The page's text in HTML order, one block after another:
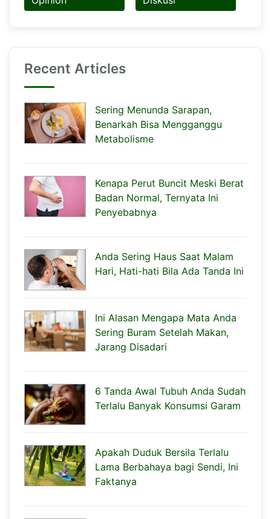
Recent Articles
Sering Menunda Sarapan,
Benarkah Bisa Mengganggu
Metabolisme
Kenapa Perut Buncit Meski Berat
Badan Normal, Ternyata Ini
Penyebabnya
Anda Sering Haus Saat Malam
Hari, Hati-hati Bila Ada Tanda Ini
Ini Alasan Mengapa Mata Anda
Sering Buram Setelah Makan,
Jarang Disadari
6 Tanda Awal Tubuh Anda Sudah
Terlalu Banyak Konsumsi Garam
Apakah Duduk Bersila Terlalu
Lama Berbahaya bagi Sendi, Ini
Faktanya